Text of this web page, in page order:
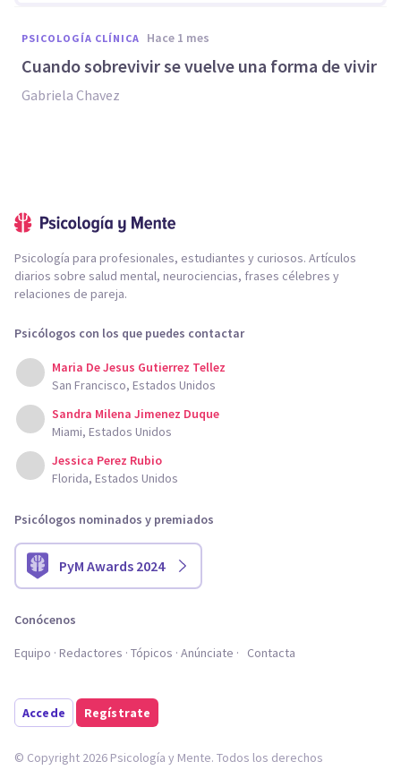
PSICOLOGÍA CLÍNICA hace 1 mes
Cuando sobrevivir se vuelve una forma de vivir
Gabriela Chavez
Psicología para profesionales, estudiantes y curiosos. Artículos
diarios sobre salud mental, neurociencias, frases célebres y
relaciones de pareja.
Psicólogos con los que puedes contactar
Maria De Jesus Gutierrez Tellez
San Francisco, Estados Unidos
Sandra Milena Jimenez Duque
Miami, Estados Unidos
Jessica Perez Rubio
Florida, Estados Unidos
Psicólogos nominados y premiados
PyM Awards 2024
Conócenos
Equipo Redactores Tópicos Anúnciate Contacta
Accede Regístrate
© Copyright 2026 Psicología y Mente. Todos los derechos